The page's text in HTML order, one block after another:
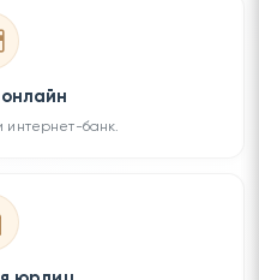
интернет-банк.